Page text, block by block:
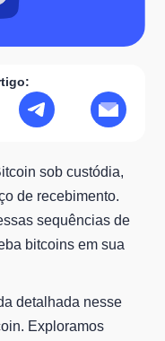
sob custódia,
de recebimento.
sequências de
bitcoins em sua
detalhada nesse
Exploramos